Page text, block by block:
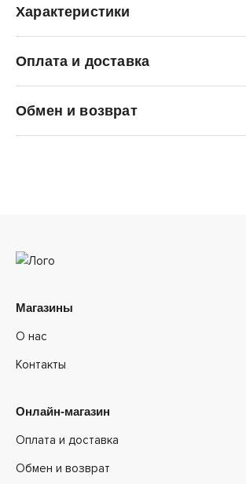
Характеристики
Оплата и доставка
Обмен и возврат
Магазины
О нас
Контакты
Онлайн-магазин
Оплата и доставка
Обмен и возврат